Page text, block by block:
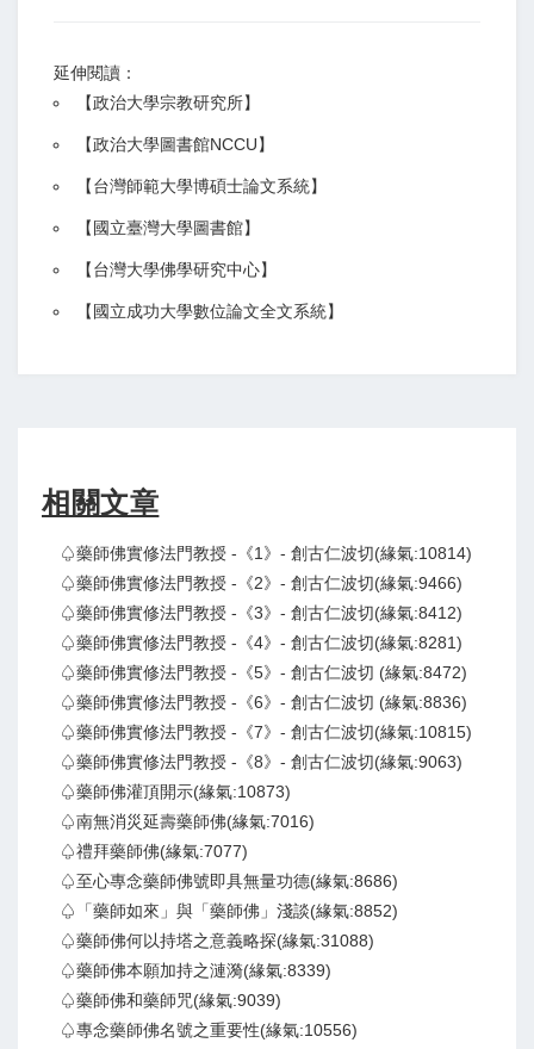
延伸閱讀：
【政治大學宗教研究所】
【政治大學圖書館NCCU】
【台灣師範大學博碩士論文系統】
【 國立臺灣大學圖書館】
【台灣大學佛學研究中心】
【 國立成功大學數位論文全文系統】
相關文章
♤藥師佛實修法門教授 -《1》- 創古仁波切(緣氣:10814)
♤藥師佛實修法門教授 -《2》- 創古仁波切(緣氣:9466)
♤藥師佛實修法門教授 -《3》- 創古仁波切(緣氣:8412)
♤藥師佛實修法門教授 -《4》- 創古仁波切(緣氣:8281)
♤藥師佛實修法門教授 -《5》- 創古仁波切 (緣氣:8472)
♤藥師佛實修法門教授 -《6》- 創古仁波切 (緣氣:8836)
♤藥師佛實修法門教授 -《7》- 創古仁波切(緣氣:10815)
♤藥師佛實修法門教授 -《8》- 創古仁波切(緣氣:9063)
♤藥師佛灌頂開示(緣氣:10873)
♤南無消災延壽藥師佛(緣氣:7016)
♤禮拜藥師佛(緣氣:7077)
♤至心專念藥師佛號即具無量功德(緣氣:8686)
♤「藥師如來」與「藥師佛」淺談(緣氣:8852)
♤藥師佛何以持塔之意義略探(緣氣:31088)
♤藥師佛本願加持之漣漪(緣氣:8339)
♤藥師佛和藥師咒(緣氣:9039)
♤專念藥師佛名號之重要性(緣氣:10556)